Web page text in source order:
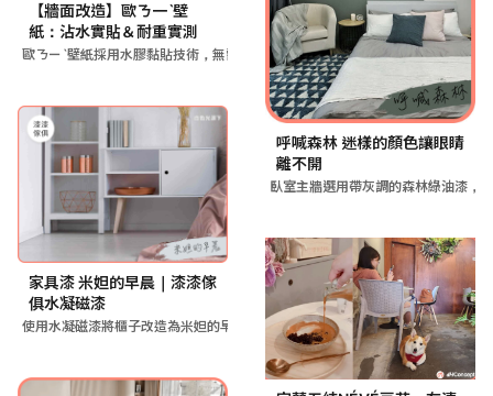
【牆面改造】歐ㄋ一ˋ壁
紙：沾水實貼＆耐重實測
歐ㄋㄧˋ壁紙採用水膠黏貼技術，無需傳統黏劑即可貼牆面，形成平
家具漆 米妲的早晨｜漆漆傢
俱水凝磁漆
使用水凝磁漆將櫃子改造為米妲的早晨色調，在白光環境下呈現溫和
呼喊森林 迷樣的顏色讓眼睛
離不開
臥室主牆選用帶灰調的森林綠油漆，